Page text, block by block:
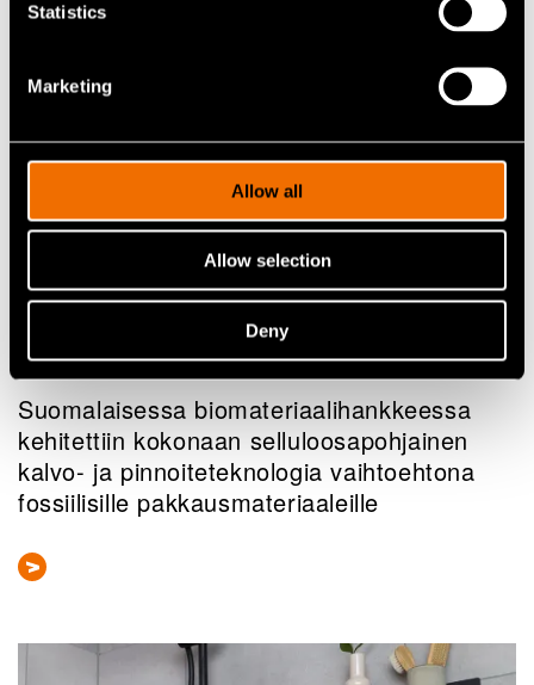
Statistics
Marketing
Allow all
Allow selection
Deny
Lisää uutisia ja tarinoita
Uutiset, Lehdistötiedote
Suomalaisessa biomateriaalihankkeessa
kehitettiin kokonaan selluloosapohjainen
kalvo- ja pinnoiteteknologia vaihtoehtona
fossiilisille pakkausmateriaaleille